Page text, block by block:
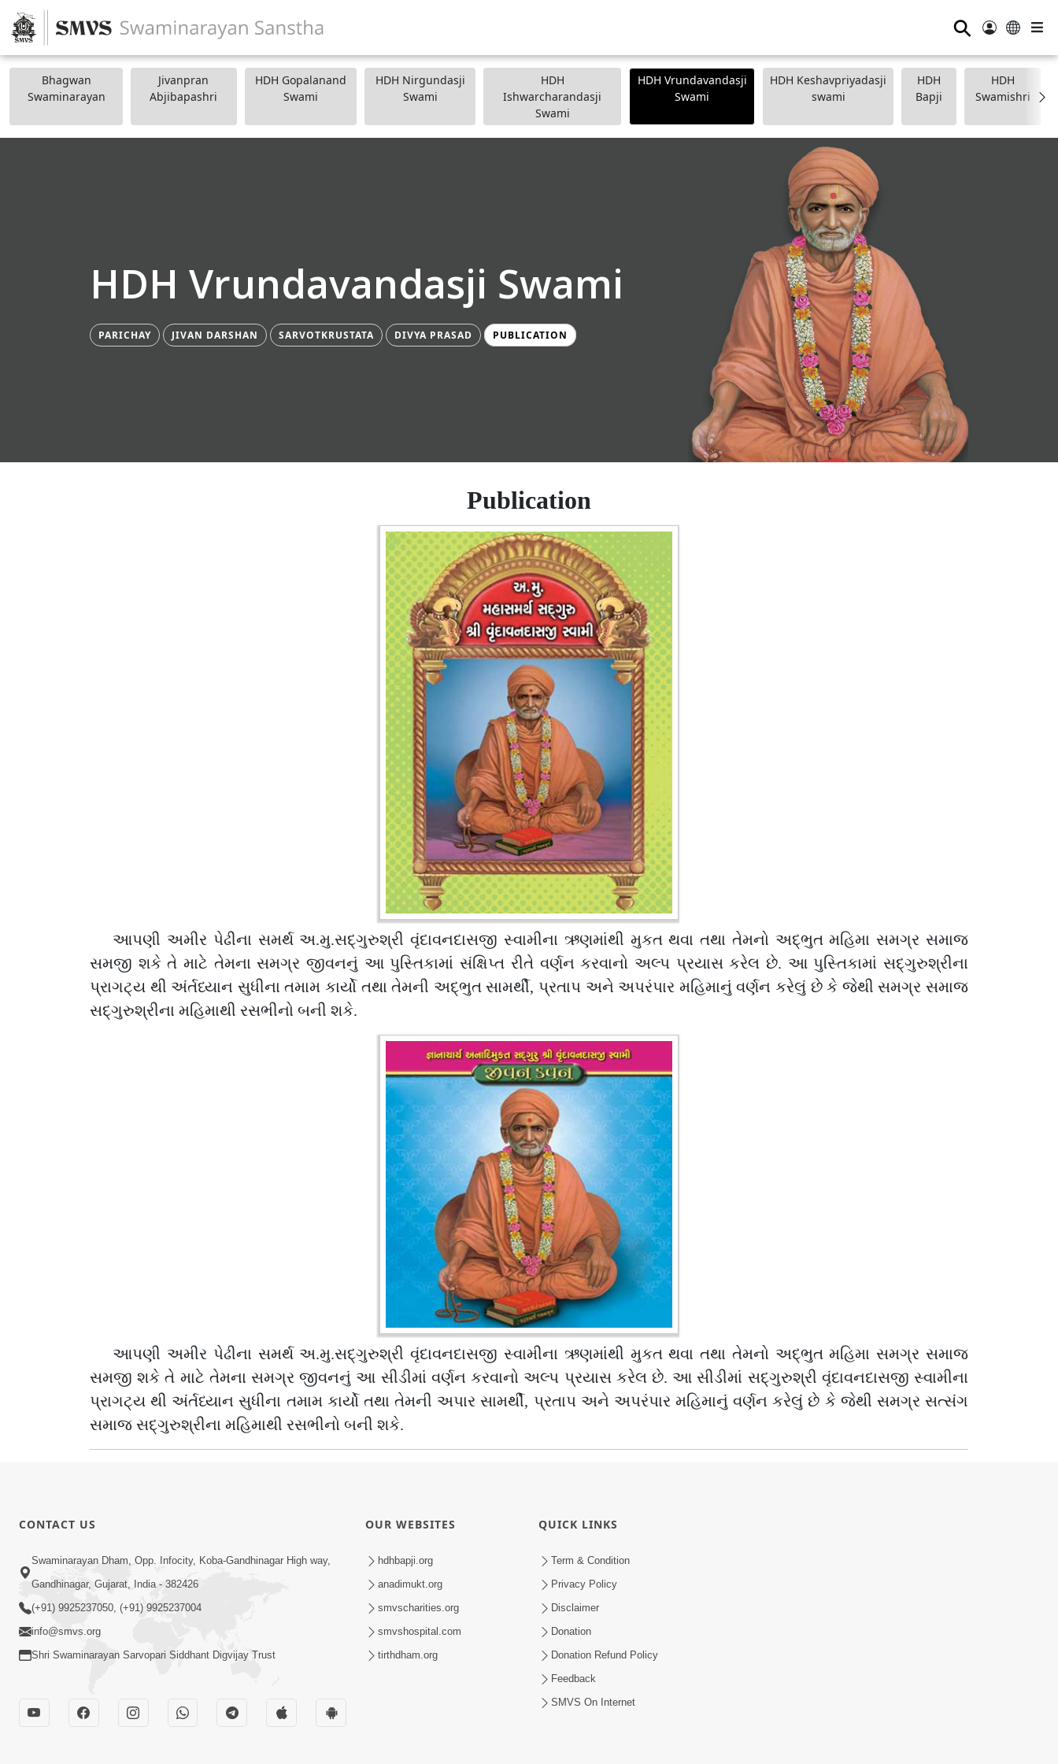
⚲
Bhagwan
Swaminarayan
Jivanpran
Abjibapashri
HDH Gopalanand
Swami
HDH Nirgundasji
Swami
HDH
Ishwarcharandasji
Swami
HDH Vrundavandasji
Swami
HDH Keshavpriyadasji
swami
HDH
Bapji
HDH
Swamishri
HDH Vrundavandasji Swami
PARICHAY JIVAN DARSHAN SARVOTKRUSTATA DIVYA PRASAD PUBLICATION
Publication
આપણી અમીર પેઢીના સમર્થ અ.મુ.સદ્ગુરુશ્રી વૃંદાવનદાસજી સ્વામીના ઋણમાંથી મુકત થવા તથા તેમનો અદ્ભુત મહિમા સમગ્ર સમાજ
સમજી શકે તે માટે તેમના સમગ્ર જીવનનું આ પુસ્તિકામાં સંક્ષિપ્ત રીતે વર્ણન કરવાનો અલ્પ પ્રયાસ કરેલ છે. આ પુસ્તિકામાં સદ્ગુરુશ્રીના
પ્રાગટ્ય થી અંર્તધ્યાન સુધીના તમામ કાર્યો તથા તેમની અદ્ભુત સામર્થી, પ્રતાપ અને અપરંપાર મહિમાનું વર્ણન કરેલું છે કે જેથી સમગ્ર સમાજ
સદ્ગુરુશ્રીના મહિમાથી રસભીનો બની શકે.
આપણી અમીર પેઢીના સમર્થ અ.મુ.સદ્ગુરુશ્રી વૃંદાવનદાસજી સ્વામીના ઋણમાંથી મુકત થવા તથા તેમનો અદ્ભુત મહિમા સમગ્ર સમાજ
સમજી શકે તે માટે તેમના સમગ્ર જીવનનું આ સીડીમાં વર્ણન કરવાનો અલ્પ પ્રયાસ કરેલ છે. આ સીડીમાં સદ્ગુરુશ્રી વૃંદાવનદાસજી સ્વામીના
પ્રાગટ્ય થી અંર્તધ્યાન સુધીના તમામ કાર્યો તથા તેમની અપાર સામર્થી, પ્રતાપ અને અપરંપાર મહિમાનું વર્ણન કરેલું છે કે જેથી સમગ્ર સત્સંગ
સમાજ સદ્ગુરુશ્રીના મહિમાથી રસભીનો બની શકે.
CONTACT US
Swaminarayan Dham, Opp. Infocity, Koba-Gandhinagar High way,
Gandhinagar, Gujarat, India - 382426
(+91) 9925237050, (+91) 9925237004
info@smvs.org
Shri Swaminarayan Sarvopari Siddhant Digvijay Trust
OUR WEBSITES
hdhbapji.org
anadimukt.org
smvscharities.org
smvshospital.com
tirthdham.org
QUICK LINKS
Term & Condition
Privacy Policy
Disclaimer
Donation
Donation Refund Policy
Feedback
SMVS On Internet